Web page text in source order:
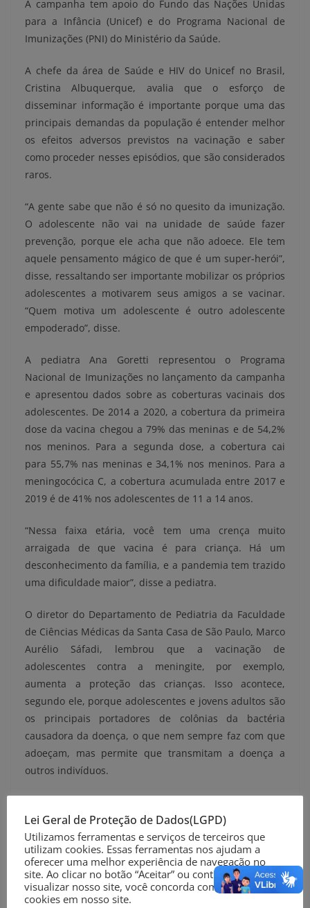
A campanha tem apoio do Fundo das Nações Unidas
para a Infância (Unicef) e do Programa Nacional de
Imunizações (PNI) do Ministério da Saúde.
A chefe da área de Saúde e HIV do Unicef no Brasil,
Cristina Albuquerque, avalia que o esforço de
disseminar informação é importante porque uma das
principais demandas da população é entender melhor
os efeitos adversos previstos na vacinação e saber
como proceder nesses episódios, que são considerados
raros.
“A gente sabe que não é só no quesito da imunização.
O adolescente não vai na unidade de saúde fazer
prevenção, porque ele acha que não adoece. Ele tem
aquele pensamento mágico de que é um super-herói”,
disse, ressaltando ser importante mobilizar os próprios
adolescentes a motivarem seus amigos a se vacinar.
“Quem motiva um adolescente é outro adolescente
empoderado”, disse.
A pediatra Ana Goretti representou o Programa
Nacional de Imunizações no lançamento da campanha
e apresentou dados sobre as coberturas vacinais dos
adolescentes. De 2014 a 2020, a cobertura da primeira
dose da vacina chegou a 79% das meninas e de 54,2%
nos meninos. Para a segunda dose, a cobertura cai
para 55,7% nas meninas e 34,1% nos meninos. Para a
meningocócica C, a cobertura acumulada entre 2017 e
2019 é de 41% nos adolescentes de 11 a 14 anos.
“Nessa faixa etária, você tem uma crença muito
arraigada de que vacina é para criança. Há um
desconhecimento da família, e a pandemia tem trazido
uma dificuldade maior”, disse a pediatra.
O diretor do Departamento de Pediatria da Faculdade
de Ciências Médicas da Santa Casa de São Paulo, Marco
Aurélio Sáfadi, lembrou que a vacinação de
adolescentes contra a meningite, por exemplo,
aumenta a proteção das crianças. Isso acontece,
segundo ele, porque adolescentes e jovens adultos são
os principais portadores de colônias da bactéria
causadora da doença, o que nem sempre faz com que
adoeçam, mas permite que transmitam a doença a
outros indivíduos.
Foto: Marcelo Camargo/Agência Brasil
Compartilhe nas suas Redes Sociais
Lei Geral de Proteção de Dados(LGPD)
Utilizamos ferramentas e serviços de terceiros que
utilizam cookies. Essas ferramentas nos ajudam a
oferecer uma melhor experiência de navegação no
site. Ao clicar no botão “Aceitar” ou continuar a
visualizar nosso site, você concorda com o uso de
cookies em nosso site.